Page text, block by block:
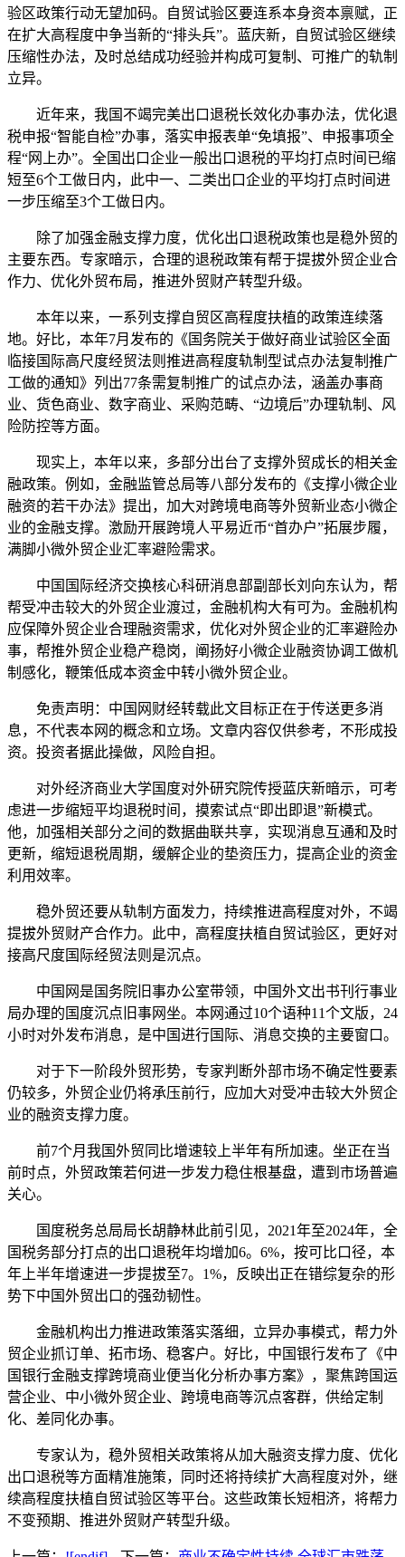
验区政策行动无望加码。自贸试验区要连系本身资本禀赋，正
在扩大高程度中争当新的“排头兵”。蓝庆新，自贸试验区继续
压缩性办法，及时总结成功经验并构成可复制、可推广的轨制
立异。
近年来，我国不竭完美出口退税长效化办事办法，优化退
税申报“智能自检”办事，落实申报表单“免填报”、申报事项全
程“网上办”。全国出口企业一般出口退税的平均打点时间已缩
短至6个工做日内，此中一、二类出口企业的平均打点时间进
一步压缩至3个工做日内。
除了加强金融支撑力度，优化出口退税政策也是稳外贸的
主要东西。专家暗示，合理的退税政策有帮于提拔外贸企业合
作力、优化外贸布局，推进外贸财产转型升级。
本年以来，一系列支撑自贸区高程度扶植的政策连续落
地。好比，本年7月发布的《国务院关于做好商业试验区全面
临接国际高尺度经贸法则推进高程度轨制型试点办法复制推广
工做的通知》列出77条需复制推广的试点办法，涵盖办事商
业、货色商业、数字商业、采购范畴、“边境后”办理轨制、风
险防控等方面。
现实上，本年以来，多部分出台了支撑外贸成长的相关金
融政策。例如，金融监管总局等八部分发布的《支撑小微企业
融资的若干办法》提出，加大对跨境电商等外贸新业态小微企
业的金融支撑。激励开展跨境人平易近币“首办户”拓展步履，
满脚小微外贸企业汇率避险需求。
中国国际经济交换核心科研消息部副部长刘向东认为，帮
帮受冲击较大的外贸企业渡过，金融机构大有可为。金融机构
应保障外贸企业合理融资需求，优化对外贸企业的汇率避险办
事，帮推外贸企业稳产稳岗，阐扬好小微企业融资协调工做机
制感化，鞭策低成本资金中转小微外贸企业。
免责声明：中国网财经转载此文目标正在于传送更多消
息，不代表本网的概念和立场。文章内容仅供参考，不形成投
资。投资者据此操做，风险自担。
对外经济商业大学国度对外研究院传授蓝庆新暗示，可考
虑进一步缩短平均退税时间，摸索试点“即出即退”新模式。
他，加强相关部分之间的数据曲联共享，实现消息互通和及时
更新，缩短退税周期，缓解企业的垫资压力，提高企业的资金
利用效率。
稳外贸还要从轨制方面发力，持续推进高程度对外，不竭
提拔外贸财产合作力。此中，高程度扶植自贸试验区，更好对
接高尺度国际经贸法则是沉点。
中国网是国务院旧事办公室带领，中国外文出书刊行事业
局办理的国度沉点旧事网坐。本网通过10个语种11个文版，24
小时对外发布消息，是中国进行国际、消息交换的主要窗口。
对于下一阶段外贸形势，专家判断外部市场不确定性要素
仍较多，外贸企业仍将承压前行，应加大对受冲击较大外贸企
业的融资支撑力度。
前7个月我国外贸同比增速较上半年有所加速。坐正在当
前时点，外贸政策若何进一步发力稳住根基盘，遭到市场普遍
关心。
国度税务总局局长胡静林此前引见，2021年至2024年，全
国税务部分打点的出口退税年均增加6。6%，按可比口径，本
年上半年增速进一步提拔至7。1%，反映出正在错综复杂的形
势下中国外贸出口的强劲韧性。
金融机构出力推进政策落实落细，立异办事模式，帮力外
贸企业抓订单、拓市场、稳客户。好比，中国银行发布了《中
国银行金融支撑跨境商业便当化分析办事方案》，聚焦跨国运
营企业、中小微外贸企业、跨境电商等沉点客群，供给定制
化、差同化办事。
专家认为，稳外贸相关政策将从加大融资支撑力度、优化
出口退税等方面精准施策，同时还将持续扩大高程度对外，继
续高程度扶植自贸试验区等平台。这些政策长短相济，将帮力
不变预期、推进外贸财产转型升级。